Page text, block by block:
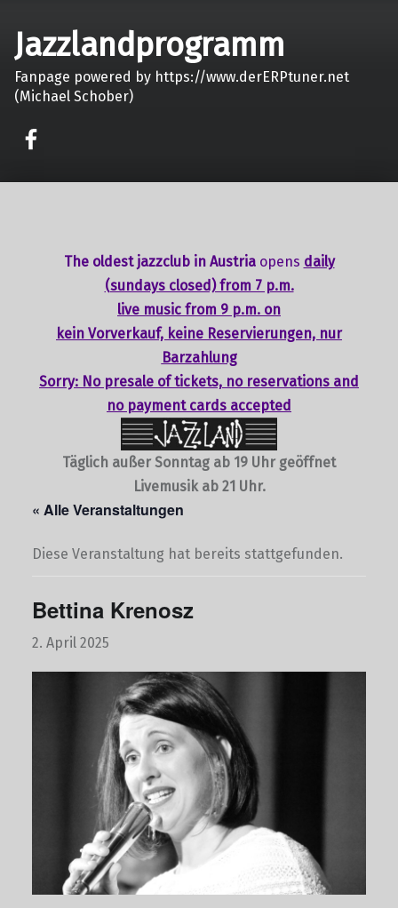
Jazzlandprogramm
Fanpage powered by https://www.derERPtuner.net
(Michael Schober)
The oldest jazzclub in Austria opens daily
(sundays closed) from 7 p.m.
live music from 9 p.m. on
kein Vorverkauf, keine Reservierungen, nur
Barzahlung
Sorry: No presale of tickets, no reservations and
no payment cards accepted
Täglich außer Sonntag ab 19 Uhr geöffnet
Livemusik ab 21 Uhr.
« Alle Veranstaltungen
Diese Veranstaltung hat bereits stattgefunden.
Bettina Krenosz
2. April 2025